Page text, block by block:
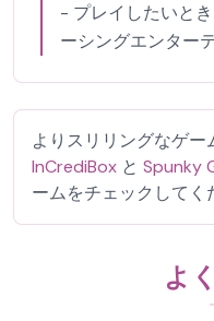
- プレイしたいと
ーシングエンター
よりスリリングなゲー
InCrediBox と Spunky
ームをチェックしてく
よ